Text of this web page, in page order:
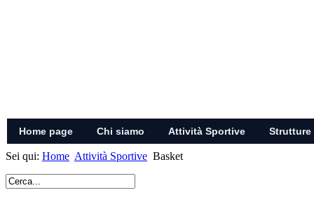
Home page Chi siamo Attività Sportive Strutture
Sei qui: Home Attività Sportive Basket